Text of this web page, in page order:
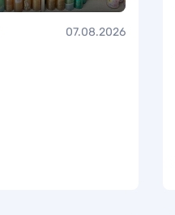
07.08.2026